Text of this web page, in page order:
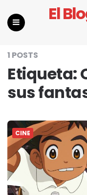
El
1 POSTS
Etiqueta:
sus
CINE